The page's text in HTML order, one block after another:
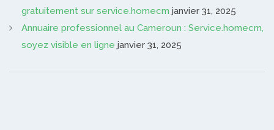
gratuitement sur service.homecm janvier 31, 2025
Annuaire professionnel au Cameroun : Service.homecm,
soyez visible en ligne janvier 31, 2025